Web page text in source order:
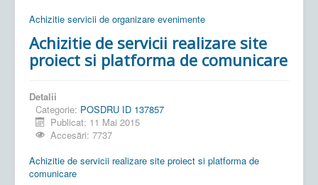
Achizitie servicii de organizare evenimente
Achizitie de servicii realizare site
proiect si platforma de comunicare
Detalii
Categorie: POSDRU ID 137857
Publicat: 11 Mai 2015
Accesări: 7737
Achizitie de servicii realizare site proiect si platforma de
comunicare